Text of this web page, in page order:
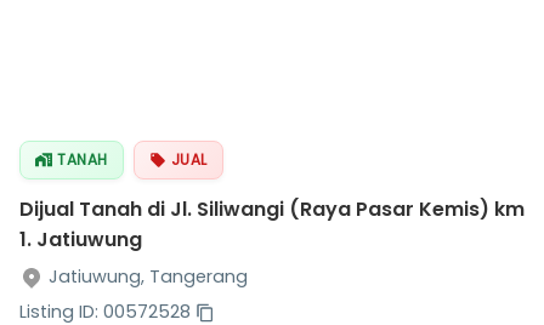
TANAH JUAL
Dijual Tanah di Jl. Siliwangi (Raya Pasar Kemis) km
1. Jatiuwung
Jatiuwung, Tangerang
Listing ID: 00572528